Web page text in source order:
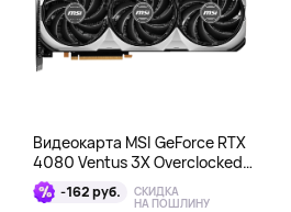
Видеокарта MSI GeForce RTX
4080 Ventus 3X Overclocked
16GB DDR6X
-162 руб. СКИДКА
НА ПОШЛИНУ